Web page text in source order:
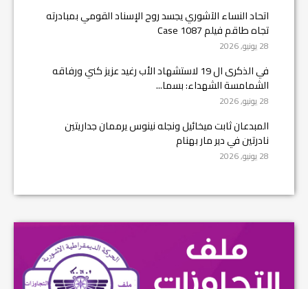
اتحاد النساء الآشوري يجسد روح الإسناد القومي بمبادرته
تجاه طاقم فيلم Case 1087
28 يونيو, 2026
في الذكرى ال 19 لاستشهاد الأب رغيد عزيز كني ورفاقه
الشمامسة الشهداء: بسما...
28 يونيو, 2026
المبدعان ثابت ميخائيل ونجله نينوس يرممان جداريتين
نادرتين في دير مار بهنام
28 يونيو, 2026